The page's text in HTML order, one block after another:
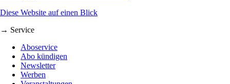
Diese Website auf einen Blick
→ Service
Aboservice
Abo kündigen
Newsletter
Werben